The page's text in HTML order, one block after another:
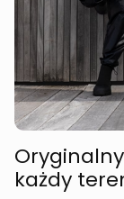
każdy